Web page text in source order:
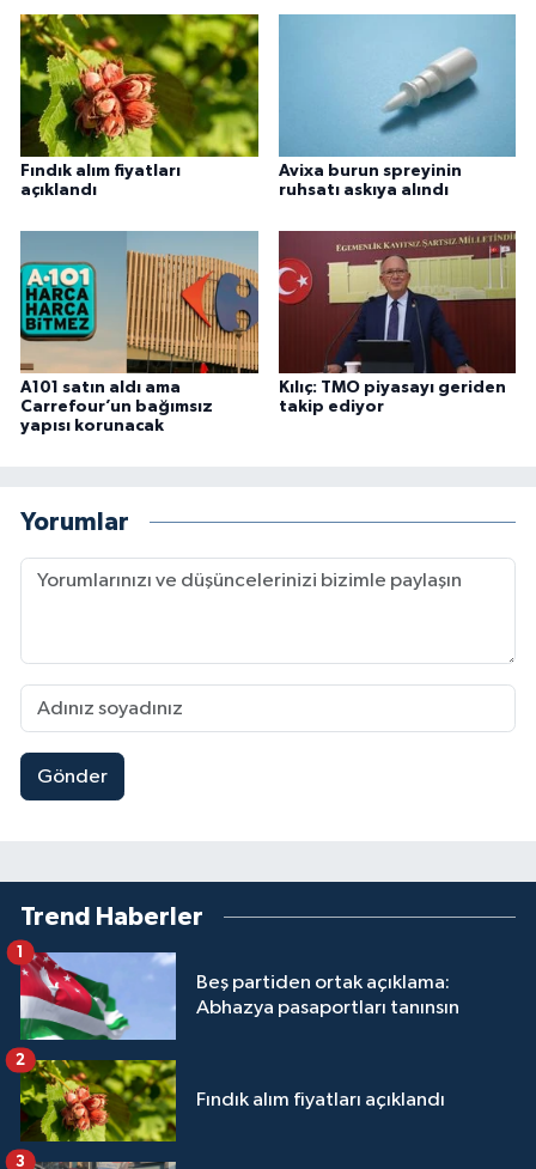
Fındık alım fiyatları
açıklandı
Avixa burun spreyinin
ruhsatı askıya alındı
A101 satın aldı ama
Carrefour’un bağımsız
yapısı korunacak
Kılıç: TMO piyasayı geriden
takip ediyor
Yorumlar
Gönder
Trend Haberler
Beş partiden ortak açıklama:
Abhazya pasaportları tanınsın
1
Fındık alım fiyatları açıklandı
2
3